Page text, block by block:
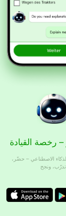
رخصة القيادة
الاصطناعي – حضّر،